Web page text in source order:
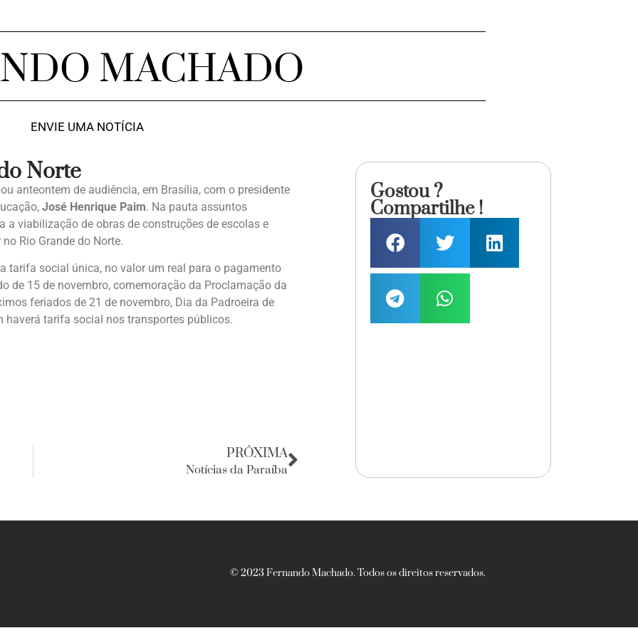
MACHADO
ENVIE UMA NOTÍCIA
Norte
anteontem de audiência, em Brasília, com o presidente
José Henrique Paim. Na pauta assuntos
a viabilização de obras de construções de escolas e
Rio Grande do Norte.
tarifa social única, no valor um real para o pagamento
de 15 de novembro, comemoração da Proclamação da
feriados de 21 de novembro, Dia da Padroeira de
haverá tarifa social nos transportes públicos.
PRÓXIMA
Notícias da Paraíba
Gostou ?
Compartilhe !
© 2023 Fernando Machado. Todos os direitos reservados.